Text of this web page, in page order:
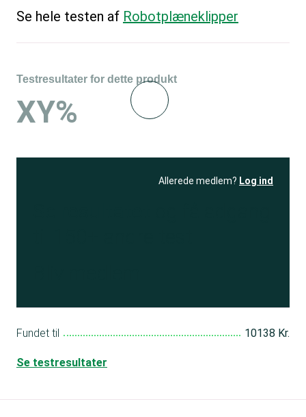
Se hele testen af Robotplæneklipper
Testresultater for dette produkt
XY%
Allerede medlem? Log ind
Fundet til 10138 Kr.
Se testresultater